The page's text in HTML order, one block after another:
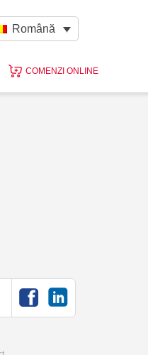
Română
COMENZI ONLINE